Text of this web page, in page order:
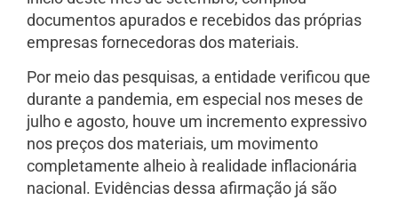
documentos apurados e recebidos das próprias
empresas fornecedoras dos materiais.
Por meio das pesquisas, a entidade verificou que
durante a pandemia, em especial nos meses de
julho e agosto, houve um incremento expressivo
nos preços dos materiais, um movimento
completamente alheio à realidade inflacionária
nacional. Evidências dessa afirmação já são